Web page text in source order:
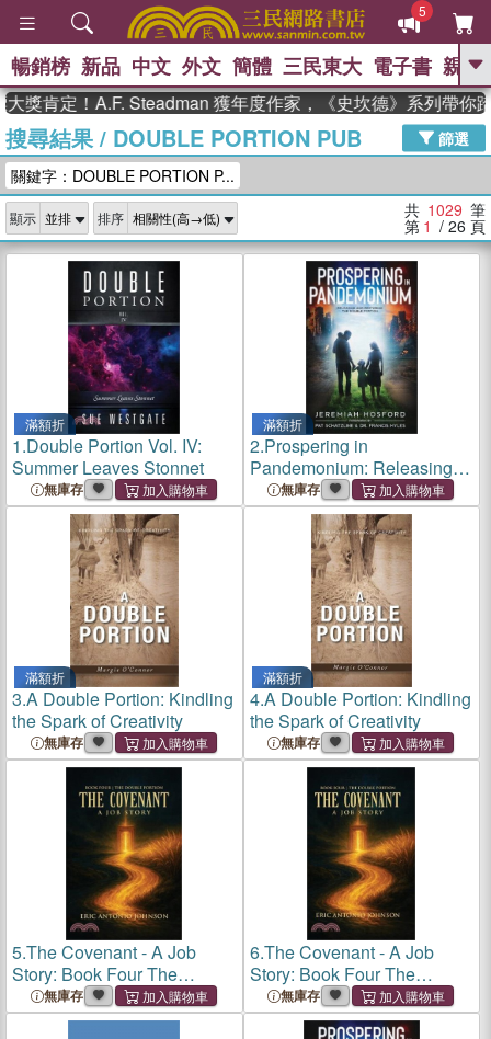
5
GO
熱搜： 東野圭吾 、 高希均教授回憶錄
、 The Odyssey 、 父親節 、 花開錦
繡 、
李登輝時代 、 數學女孩：黎曼猜想
、
如果歷史是一
群喵 、 臺灣漫遊錄
暢銷榜 新品 中文 外文 簡體 三民東大 電子書 親子
！A.F. Steadman 獲年度作家，《史坎德》系列帶你踏上熱血
搜尋結果/ DOUBLE PORTION PUB
篩選
關鍵字：DOUBLE PORTION P...
顯示 排序 共 1029 筆
第 1 / 26 頁
滿額折
1.Double Portion Vol. IV:
Summer Leaves Stonnet
無庫存
滿額折
2.Prospering in
Pandemonium: Releasing
and Restoring the Double
Portion
無庫存
滿額折
3.A Double Portion: Kindling
the Spark of Creativity
無庫存
滿額折
4.A Double Portion: Kindling
the Spark of Creativity
無庫存
5.The Covenant - A Job
Story: Book Four The
Double Portion
無庫存
6.The Covenant - A Job
Story: Book Four The
Double Portion
無庫存